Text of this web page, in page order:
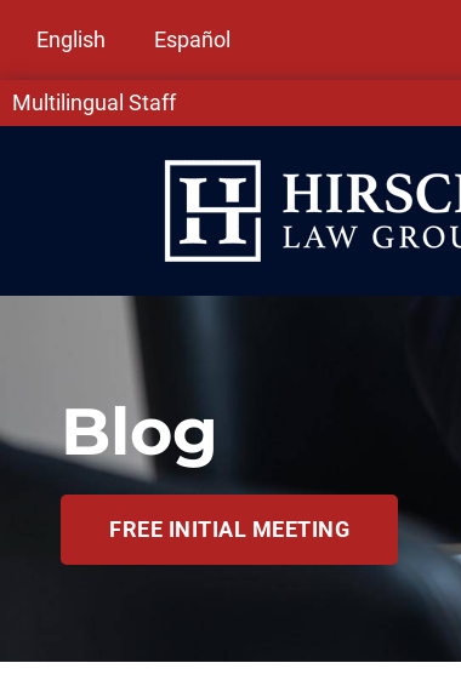
English Español
Multilingual Staff
Blog
FREE INITIAL MEETING